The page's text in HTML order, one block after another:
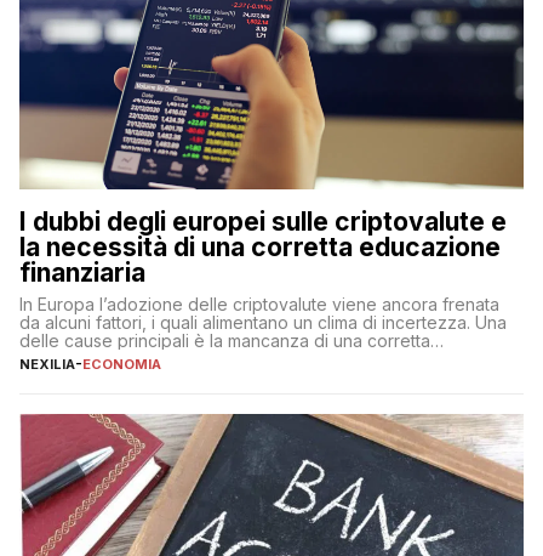
I dubbi degli europei sulle criptovalute e
la necessità di una corretta educazione
finanziaria
In Europa l’adozione delle criptovalute viene ancora frenata
da alcuni fattori, i quali alimentano un clima di incertezza. Una
delle cause principali è la mancanza di una corretta
educazione finanziaria, che impedisce ad una larga parte della
sulle criptovalute: […]
NEXILIA-ECONOMIA